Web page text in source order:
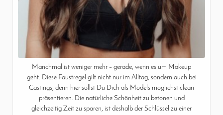
Manchmal ist weniger mehr – gerade, wenn es um Makeup
geht. Diese Faustregel gilt nicht nur im Alltag, sondern auch bei
Castings, denn hier sollst Du Dich als Models möglichst clean
präsentieren. Die natürliche Schönheit zu betonen und
gleichzeitig Zeit zu sparen, ist deshalb der Schlüssel zu einer